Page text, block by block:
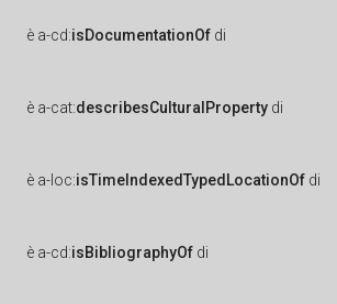
è a-cd:isDocumentationOf di
è a-cat:describesCulturalProperty di
è a-loc:isTimeIndexedTypedLocationOf di
è a-cd:isBibliographyOf di